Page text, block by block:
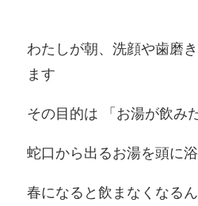
わたしが朝、洗顔や歯磨
ます
その目的は 「お湯が飲み
蛇口から出るお湯を頭に
春になると飲まなくなる